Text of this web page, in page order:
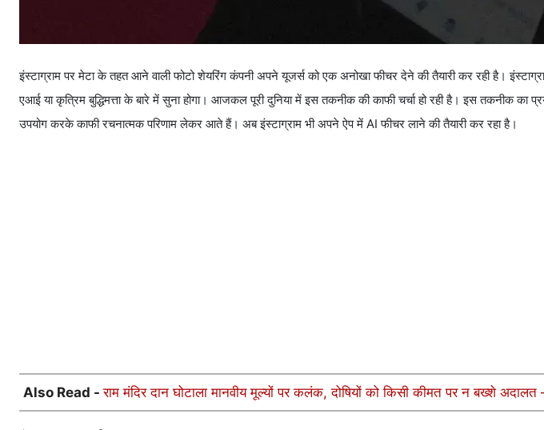
इंस्टाग्राम पर मेटा के तहत आने वाली फोटो शेयरिंग कंपनी अपने यूजर्स को एक अनोखा फीचर देने की तैयारी कर रही है।
एआई या कृत्रिम बुद्धिमत्ता के बारे में सुना होगा। आजकल पूरी दुनिया में इस तकनीक की काफी चर्चा हो रही है। इस तकनीक का
उपयोग करके काफी रचनात्मक परिणाम लेकर आते हैं। अब इंस्टाग्राम भी अपने ऐप में AI फीचर लाने की तैयारी कर रहा है।
Also Read -राम मंदिर दान घोटाला मानवीय मूल्यों पर कलंक, दोषियों को किसी कीमत पर न बख्शे अदालत